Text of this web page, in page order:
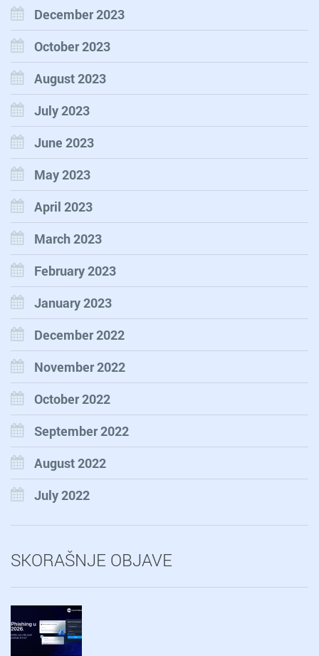
December 2023
October 2023
August 2023
July 2023
June 2023
May 2023
April 2023
March 2023
February 2023
January 2023
December 2022
November 2022
October 2022
September 2022
August 2022
July 2022
SKORAŠNJE OBJAVE